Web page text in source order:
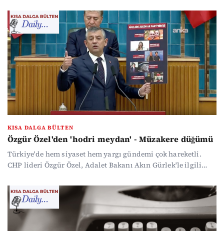
belirsizlik sürüyor. İran'ın yalanlamasına rağmen Trump
görüşmelerin iyi geçtiğini söylüyor. Ekonomide önemli
veriler açıklandı. Haber yoğunluğunda kaybolmak
istemeyenler için gündemin öne çıkan başlıklarını
özetledik...
KISA DALGA BÜLTEN
Özgür Özel'den 'hodri meydan' - Müzakere düğümü
Türkiye'de hem siyaset hem yargı gündemi çok hareketli.
CHP lideri Özgür Özel, Adalet Bakanı Akın Gürlek'le ilgili
sorgusuyla ilgili soruşturmada gözaltı var. İBB davasında
Şişli Belediye Başkanı Resul Emrah Şahan savunma yaptı.
ABD ve İran arasındaki müzakere belirsizliği sürüyor.